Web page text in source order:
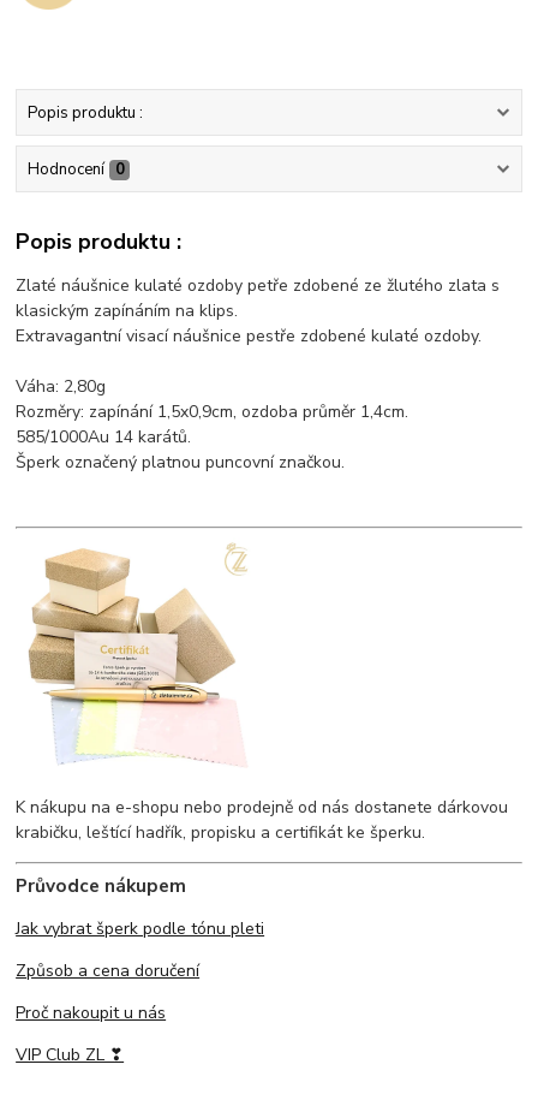
Popis produktu :
Hodnocení 0
Popis produktu :
Zlaté náušnice kulaté ozdoby petře zdobené ze žlutého zlata s
klasickým zapínáním na klips.
Extravagantní visací náušnice pestře zdobené kulaté ozdoby.
Váha: 2,80g
Rozměry: zapínání 1,5x0,9cm, ozdoba průměr 1,4cm.
585/1000Au 14 karátů.
Šperk označený platnou puncovní značkou.
K nákupu na e-shopu nebo prodejně od nás dostanete dárkovou
krabičku, leštící hadřík, propisku a certifikát ke šperku.
Průvodce nákupem
Jak vybrat šperk podle tónu pleti
Způsob a cena doručení
Proč nakoupit u nás
VIP Club ZL ❣